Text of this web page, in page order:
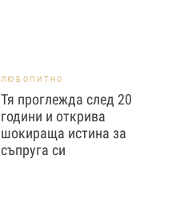
ЛЮБОПИТНО
Тя проглежда след 20
години и открива
шокираща истина за
съпруга си